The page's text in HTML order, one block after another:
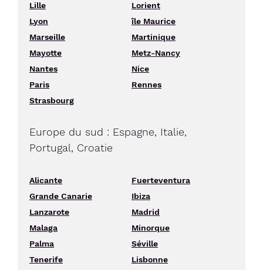
Lille
Lorient
Lyon
île Maurice
Marseille
Martinique
Mayotte
Metz-Nancy
Nantes
Nice
Paris
Rennes
Strasbourg
Europe du sud : Espagne, Italie,
Portugal, Croatie
Alicante
Fuerteventura
Grande Canarie
Ibiza
Lanzarote
Madrid
Malaga
Minorque
Palma
Séville
Tenerife
Lisbonne